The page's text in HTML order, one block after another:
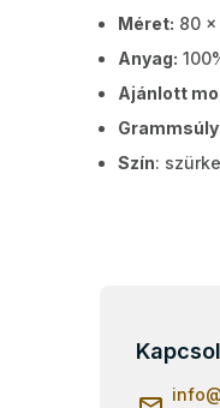
Méret: 80
Anyag:
Ajánlott
Szín: szürke
info